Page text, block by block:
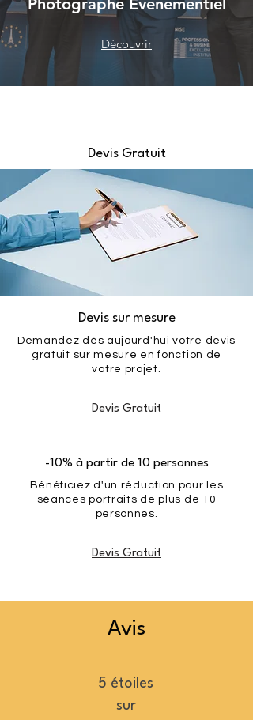
Photographe Évènementiel
Découvrir
Devis Gratuit
Devis sur mesure
Demandez dès aujourd'hui votre devis
gratuit sur mesure en fonction de
votre projet.
Devis Gratuit
-10% à partir de 10 personnes
Bénéficiez d'un réduction pour les
séances portraits de plus de 10
personnes.
Devis Gratuit
Avis
5 étoiles
sur